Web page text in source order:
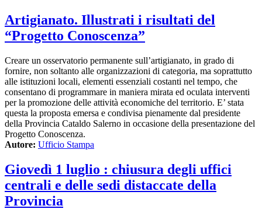
Artigianato. Illustrati i risultati del
“Progetto Conoscenza”
Creare un osservatorio permanente sull’artigianato, in grado di
fornire, non soltanto alle organizzazioni di categoria, ma soprattutto
alle istituzioni locali, elementi essenziali costanti nel tempo, che
consentano di programmare in maniera mirata ed oculata interventi
per la promozione delle attività economiche del territorio. E’ stata
questa la proposta emersa e condivisa pienamente dal presidente
della Provincia Cataldo Salerno in occasione della presentazione del
Progetto Conoscenza.
Autore: Ufficio Stampa
Giovedì 1 luglio : chiusura degli uffici
centrali e delle sedi distaccate della
Provincia